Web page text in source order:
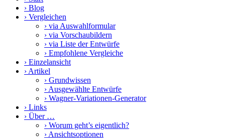
› Blog
› Vergleichen
› via Auswahlformular
› via Vorschaubildern
› via Liste der Entwürfe
› Empfohlene Vergleiche
› Einzelansicht
› Artikel
› Grundwissen
› Ausgewählte Entwürfe
› Wagner-Variationen-Generator
› Links
› Über …
› Worum geht’s eigentlich?
› Ansichtsoptionen